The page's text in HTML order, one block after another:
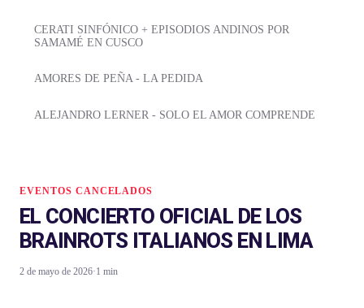
CERATI SINFÓNICO + EPISODIOS ANDINOS POR
SAMAMÉ EN CUSCO
AMORES DE PEÑA - LA PEDIDA
ALEJANDRO LERNER - SOLO EL AMOR COMPRENDE
EVENTOS CANCELADOS
EL CONCIERTO OFICIAL DE LOS
BRAINROTS ITALIANOS EN LIMA
2 de mayo de 2026·1 min